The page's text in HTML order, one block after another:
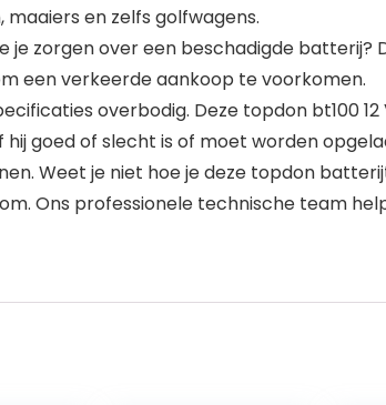
en zelfs golfwagens.
zorgen over een beschadigde batterij?
een verkeerde aankoop te voorkomen.
overbodig. Deze topdon bt100
goed of slecht is of moet worden
Weet je niet hoe je deze topdon
Ons professionele technische team